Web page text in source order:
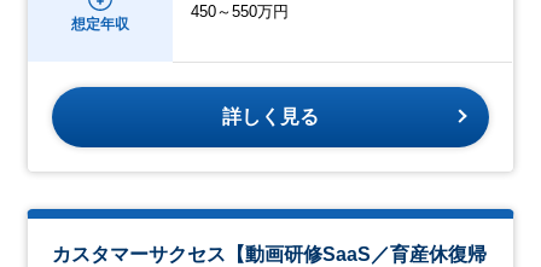
想定年収
450～550万円
詳しく見る
カスタマーサクセス【動画研修SaaS／育産休復帰